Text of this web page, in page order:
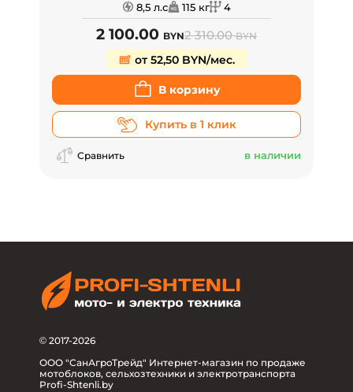
8,5 л.с 115 кг 4
2 100.00 BYN2 310.00BYN
от 52,50 BYN/мес.
В корзину
Купить в 1 клик
Сравнить в наличии
© 2017-2026
ООО "СанАгроТрейд" Интернет-магазин по продаже
мотоблоков, сельхозтехники и электротранспорта
Profi-Shtenli.by